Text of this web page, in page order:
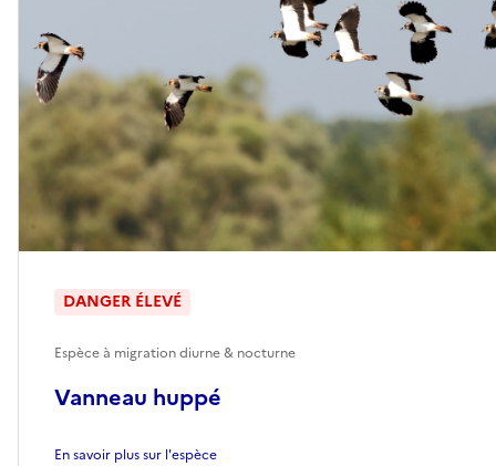
Vanneau huppé
DANGER ÉLEVÉ
Espèce à migration diurne & nocturne
En savoir plus sur l'espèce